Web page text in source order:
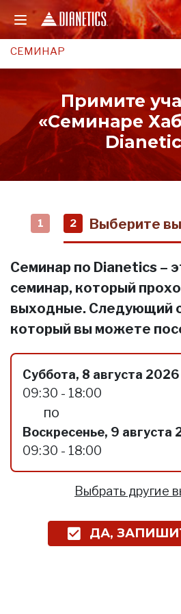
СЕМИНАР
Примите
«Семинаре
1 2 Выберите
Семинар по Dianetics –
семинар, который
выходные. Следующий
который вы можете
Суббота, 8 августа 2026
09:30 - 18:00
по
Воскресенье, 9 августа
09:30 - 18:00
Выбрать другие
ДА,